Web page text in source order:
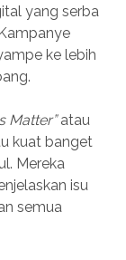
yang serba
ke lebih
Matter”atau
kuat banget
Mereka
isu
semua